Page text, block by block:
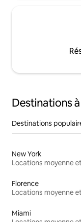
Destinations
Destinations
New York
Florence
Miami